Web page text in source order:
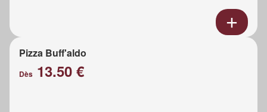
Pizza Buff'aldo
Dès 13.50 €